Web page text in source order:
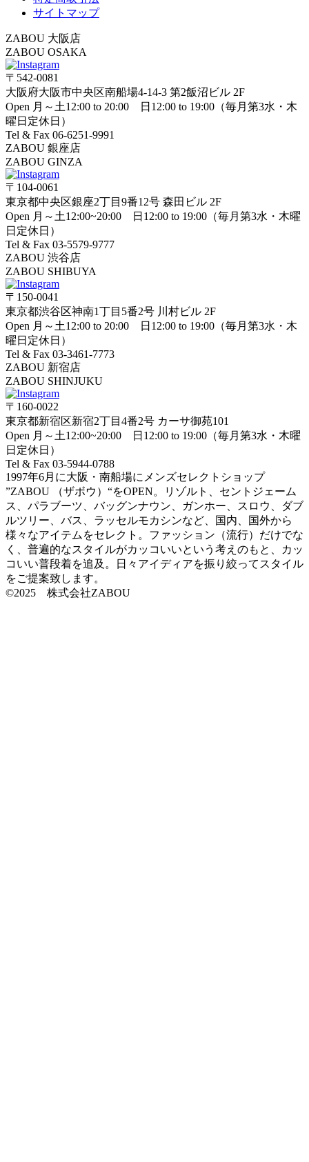
サイトマップ
ZABOU 大阪店
ZABOU OSAKA
〒542-0081
大阪府大阪市中央区南船場4-14-3 第2飯沼ビル 2F
Open 月～土12:00 to 20:00 日12:00 to 19:00（毎月第3水・木
曜日定休日）
Tel & Fax 06-6251-9991
ZABOU 銀座店
ZABOU GINZA
〒104-0061
東京都中央区銀座2丁目9番12号 森田ビル 2F
Open 月～土12:00~20:00 日12:00 to 19:00（毎月第3水・木曜
日定休日）
Tel & Fax 03-5579-9777
ZABOU 渋谷店
ZABOU SHIBUYA
〒150-0041
東京都渋谷区神南1丁目5番2号 川村ビル 2F
Open 月～土12:00 to 20:00 日12:00 to 19:00（毎月第3水・木
曜日定休日）
Tel & Fax 03-3461-7773
ZABOU 新宿店
ZABOU SHINJUKU
〒160-0022
東京都新宿区新宿2丁目4番2号 カーサ御苑101
Open 月～土12:00~20:00 日12:00 to 19:00（毎月第3水・木曜
日定休日）
Tel & Fax 03-5944-0788
1997年6月に大阪・南船場にメンズセレクトショップ
”ZABOU （ザボウ）“をOPEN。リゾルト、セントジェーム
ス、パラブーツ、バッグンナウン、ガンホー、スロウ、ダブ
ルツリー、バス、ラッセルモカシンなど、国内、国外から
様々なアイテムをセレクト。ファッション（流行）だけでな
く、普遍的なスタイルがカッコいいという考えのもと、カッ
コいい普段着を追及。日々アイディアを振り絞ってスタイル
をご提案致します。
©2025 株式会社ZABOU